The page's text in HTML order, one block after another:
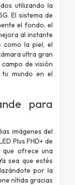
utilizando la
El sistema de
el fondo, el
al instante
como la piel, el
ultra gran
de visión
tu mundo en el
para
imágenes del
Plus FHD+ de
que ofrece una
sea que estés
por la
nítida gracias